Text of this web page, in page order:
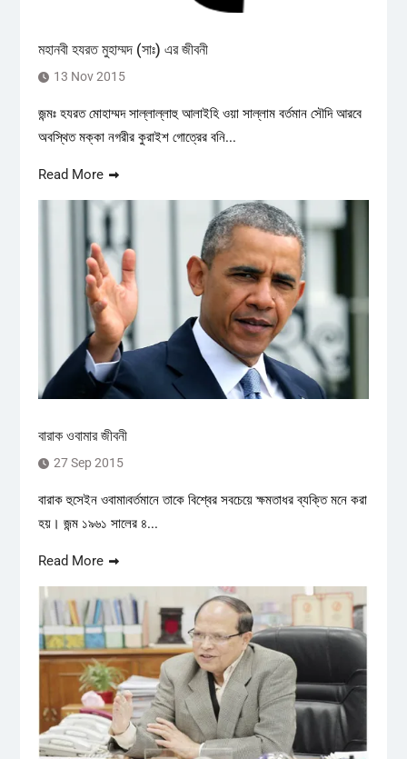
মহানবী হযরত মুহাম্মদ (সাঃ) এর জীবনী
13 Nov 2015
জন্মঃ হযরত মোহাম্মদ সাল্লাল্লাহু আলাইহি ওয়া সাল্লাম বর্তমান সৌদি আরবে
অবস্থিত মক্কা নগরীর কুরাইশ গোত্রের বনি...
Read More
বারাক ওবামার জীবনী
27 Sep 2015
বারাক হুসেইন ওবামা৷বর্তমানে তাকে বিশ্বের সবচেয়ে ক্ষমতাধর ব্যক্তি মনে করা
হয়। জন্ম ১৯৬১ সালের ৪...
Read More